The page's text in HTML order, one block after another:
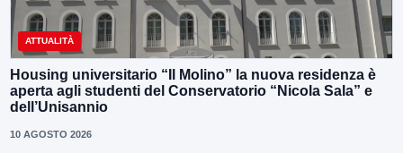
ATTUALITÀ
Housing universitario “Il Molino” la nuova residenza è
aperta agli studenti del Conservatorio “Nicola Sala” e
dell’Unisannio
10 AGOSTO 2026